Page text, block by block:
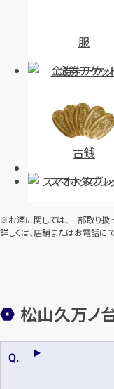
服
金券・チケッ
古銭
スマホ・タブレ
※お酒に関しては、一部取り扱
詳しくは、店舗またはお電話に
松山久万ノ